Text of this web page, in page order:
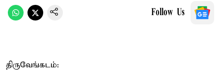
Follow Us
திருவேங்கடம்: